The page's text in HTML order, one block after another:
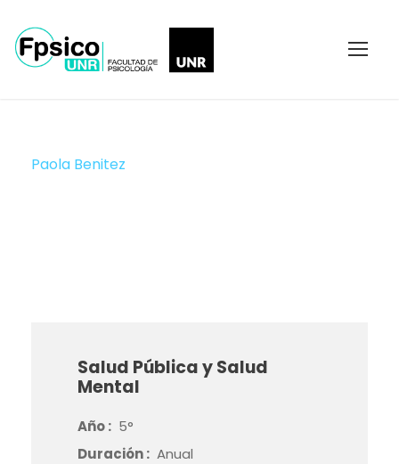
Paola Benitez
Salud Pública y Salud
Mental
Año : 5°
Duración : Anual